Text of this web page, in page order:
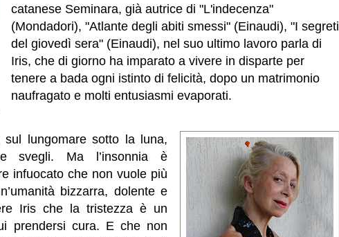
catanese Seminara, già autrice di "L'indecenza"
(Mondadori), "Atlante degli abiti smessi" (Einaudi), "I segreti
del giovedì sera" (Einaudi), nel suo ultimo lavoro parla di
Iris, che di giorno ha imparato a vivere in disparte per
tenere a bada ogni istinto di felicità, dopo un matrimonio
naufragato e molti entusiasmi evaporati.
lungomare sotto la luna,
svegli. Ma l’insonnia è
infuocato che non vuole più
bizzarra, dolente e
Iris che la tristezza è un
prendersi cura. E che non